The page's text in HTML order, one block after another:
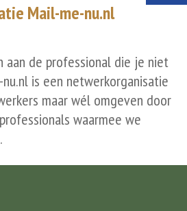
Mail-me-nu.nl
aan de professional die je niet
is een netwerkorganisatie
maar wél omgeven door
waarmee we